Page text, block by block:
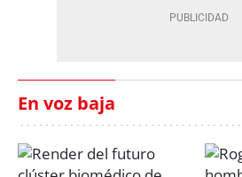
En voz baja